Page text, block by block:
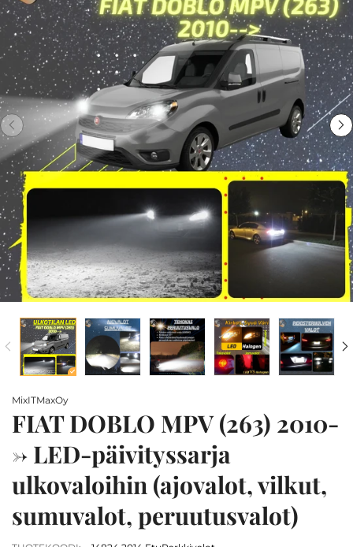
MixITMaxOy
FIAT DOBLO MPV (263) 2010-
-> LED-päivityssarja
ulkovaloihin (ajovalot, vilkut,
sumuvalot, peruutusvalot)